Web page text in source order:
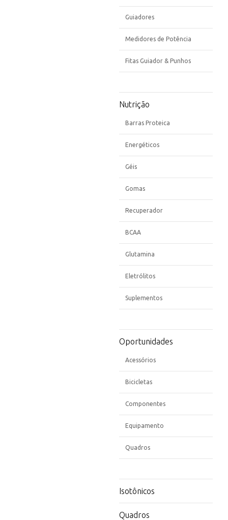
Guiadores
Medidores de Potência
Fitas Guiador & Punhos
Nutrição
Barras Proteica
Energéticos
Géis
Gomas
Recuperador
BCAA
Glutamina
Eletrólitos
Suplementos
Oportunidades
Acessórios
Bicicletas
Componentes
Equipamento
Quadros
Isotônicos
Quadros